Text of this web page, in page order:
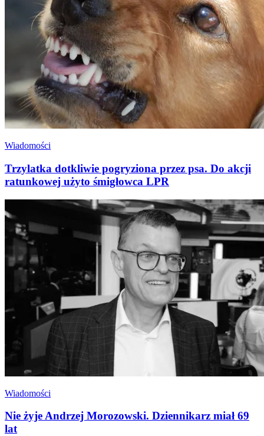
Wiadomości
Trzylatka dotkliwie pogryziona przez psa. Do akcji
ratunkowej użyto śmigłowca LPR
Wiadomości
Nie żyje Andrzej Morozowski. Dziennikarz miał 69
lat